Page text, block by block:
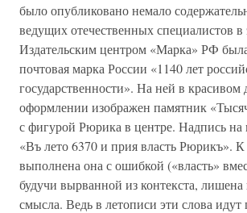
было опубликовано немало
ведущих отечественных специалистов в
Издательским центром «Марка» РФ
почтовая марка России «1140 лет
государственности». На ней в красивом
оформлении изображен памятник
с фигурой Рюрика в центре. Надпись на
«Въ лето 6370 и прия власть Рюрикъ».
выполнена она с ошибкой («власть»
будучи вырванной из контекста, лишена
смысла. Ведь в летописи эти слова